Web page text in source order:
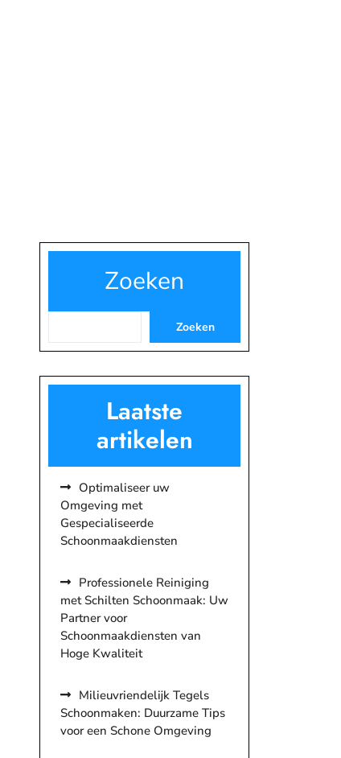
Zoeken
Zoeken
Laatste
artikelen
Optimaliseer uw
Omgeving met
Gespecialiseerde
Schoonmaakdiensten
Professionele Reiniging
met Schilten Schoonmaak: Uw
Partner voor
Schoonmaakdiensten van
Hoge Kwaliteit
Milieuvriendelijk Tegels
Schoonmaken: Duurzame Tips
voor een Schone Omgeving